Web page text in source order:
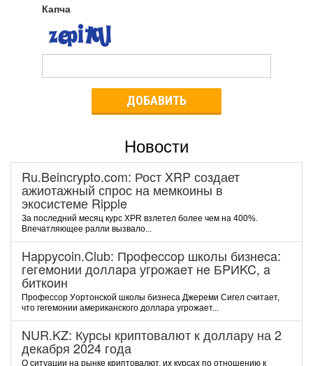
Капча
ДОБАВИТЬ
Новости
Ru.Beincrypto.com: Рост XRP создает
ажиотажный спрос на мемкоины в
экосистеме Ripple
За последний месяц курс XPR взлетел более чем на 400%.
Впечатляющее ралли вызвало...
Happycoin.Club: Пpoфeccop шкoлы бизнeca:
гeгeмoнии дoллapa угpoжaeт нe БPИKC, a
биткoин
Пpoфeccop Уopтoнcкoй шкoлы бизнeca Джepeми Cигeл cчитaeт,
чтo гeгeмoнии aмepикaнcкoгo дoллapa угpoжaeт...
NUR.KZ: Курсы криптовалют к доллару на 2
декабря 2024 года
О ситуации на рынке криптовалют, их курсах по отношению к